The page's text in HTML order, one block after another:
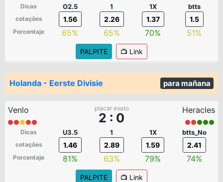
Dicas
cotações
Porcentaje
O2.5
1.56
65%
1
2.26
65%
1X
1.37
70%
btts
1.5
51%
PALPITE 📺 Link
Holanda - Eerste Divisie para mañana
Venlo placar exato
2 : 0
Heracles
Dicas
cotações
Porcentaje
U3.5
1.46
81%
1
2.89
63%
1X
1.59
79%
btts_No
2.41
74%
PALPITE 📺 Link